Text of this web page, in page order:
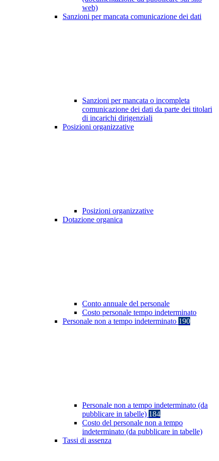
web)
Sanzioni per mancata comunicazione dei dati
Sanzioni per mancata o incompleta
comunicazione dei dati da parte dei titolari
di incarichi dirigenziali
Posizioni organizzative
Posizioni organizzative
Dotazione organica
Conto annuale del personale
Costo personale tempo indeterminato
Personale non a tempo indeterminato 190
Personale non a tempo indeterminato (da
pubblicare in tabelle) 184
Costo del personale non a tempo
indeterminato (da pubblicare in tabelle)
Tassi di assenza